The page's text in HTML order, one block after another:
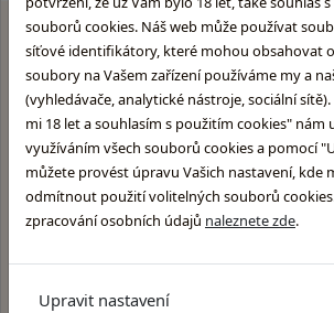
souborů cookies. Náš web může používat
síťové identifikátory, které mohou obsahovat
soubory na Vašem zařízení používáme my a
(vyhledávače, analytické nástroje, sociální
mi 18 let a souhlasím s použitím cookies" nám
využíváním všech souborů cookies a pomocí
můžete provést úpravu Vašich nastavení, kde
odmítnout použití volitelných souborů
zpracování osobních údajů naleznete zde.
Upravit nastavení
Pročnakupovat u
Rychlé a bezpečné
Dárky k nákupu, fan
Velký výběr skladem